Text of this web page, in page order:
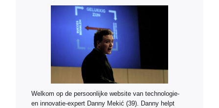
Welkom op de persoonlijke website van technologie-
en innovatie-expert Danny Mekić (39). Danny helpt